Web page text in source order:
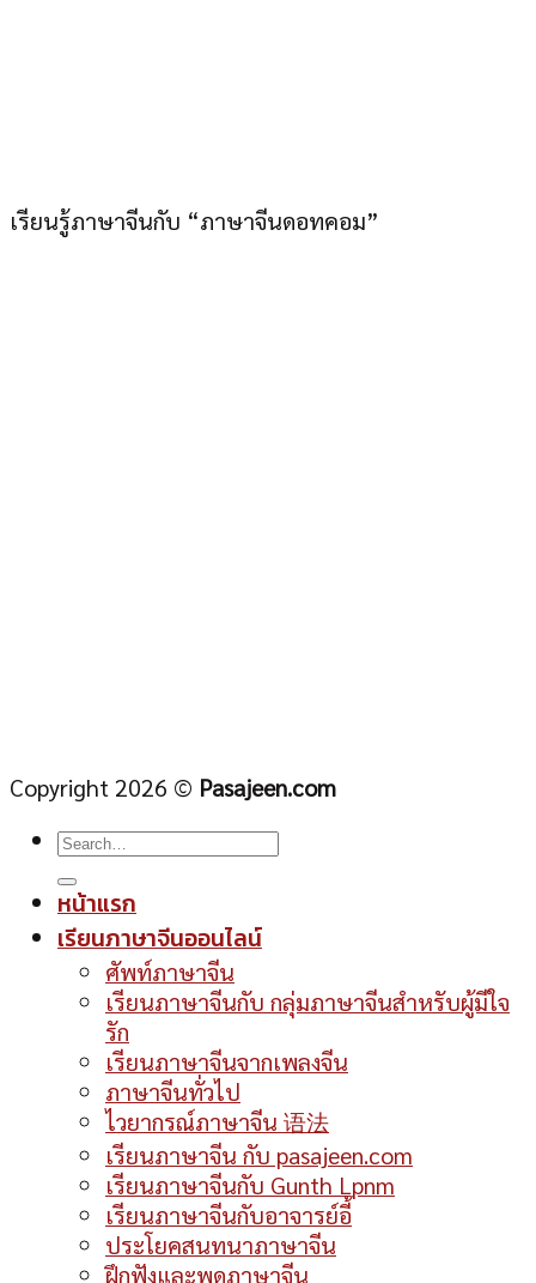
เรียนรู้ภาษาจีนกับ “ภาษาจีนดอทคอม”
Copyright 2026 © Pasajeen.com
หน้าแรก
เรียนภาษาจีนออนไลน์
ศัพท์ภาษาจีน
เรียนภาษาจีนกับ กลุ่มภาษาจีนสำหรับผู้มีใจ
รัก
เรียนภาษาจีนจากเพลงจีน
ภาษาจีนทั่วไป
ไวยากรณ์ภาษาจีน 语法
เรียนภาษาจีน กับ pasajeen.com
เรียนภาษาจีนกับ Gunth Lpnm
เรียนภาษาจีนกับอาจารย์อี้
ประโยคสนทนาภาษาจีน
ฝึกฟังและพูดภาษาจีน